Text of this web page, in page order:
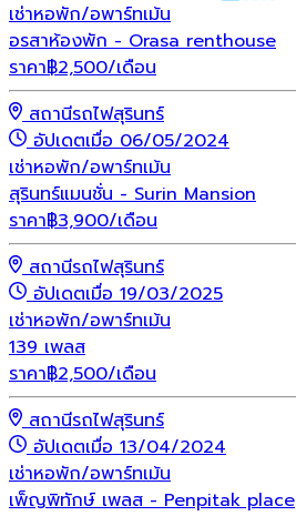
เช่าหอพัก/อพาร์ทเม้น
อรสาห้องพัก - Orasa renthouse
ราคา฿2,500/เดือน
สถานีรถไฟสุรินทร์
อัปเดตเมื่อ 06/05/2024
เช่าหอพัก/อพาร์ทเม้น
สุรินทร์แมนชั่น - Surin Mansion
ราคา฿3,900/เดือน
สถานีรถไฟสุรินทร์
อัปเดตเมื่อ 19/03/2025
เช่าหอพัก/อพาร์ทเม้น
139 เพลส
ราคา฿2,500/เดือน
สถานีรถไฟสุรินทร์
อัปเดตเมื่อ 13/04/2024
เช่าหอพัก/อพาร์ทเม้น
เพ็ญพิทักษ์ เพลส - Penpitak place